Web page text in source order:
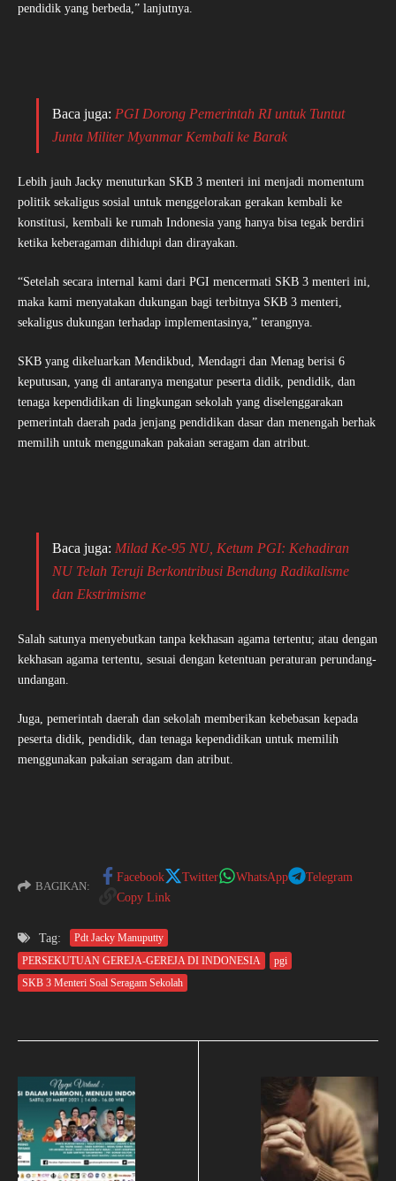
pendidik yang berbeda,” lanjutnya.
Baca juga: PGI Dorong Pemerintah RI untuk Tuntut
Junta Militer Myanmar Kembali ke Barak
Lebih jauh Jacky menuturkan SKB 3 menteri ini menjadi momentum
politik sekaligus sosial untuk menggelorakan gerakan kembali ke
konstitusi, kembali ke rumah Indonesia yang hanya bisa tegak berdiri
ketika keberagaman dihidupi dan dirayakan.
“Setelah secara internal kami dari PGI mencermati SKB 3 menteri ini,
maka kami menyatakan dukungan bagi terbitnya SKB 3 menteri,
sekaligus dukungan terhadap implementasinya,” terangnya.
SKB yang dikeluarkan Mendikbud, Mendagri dan Menag berisi 6
keputusan, yang di antaranya mengatur peserta didik, pendidik, dan
tenaga kependidikan di lingkungan sekolah yang diselenggarakan
pemerintah daerah pada jenjang pendidikan dasar dan menengah berhak
memilih untuk menggunakan pakaian seragam dan atribut.
Baca juga: Milad Ke-95 NU, Ketum PGI: Kehadiran
NU Telah Teruji Berkontribusi Bendung Radikalisme
dan Ekstrimisme
Salah satunya menyebutkan tanpa kekhasan agama tertentu; atau dengan
kekhasan agama tertentu, sesuai dengan ketentuan peraturan perundang-
undangan.
Juga, pemerintah daerah dan sekolah memberikan kebebasan kepada
peserta didik, pendidik, dan tenaga kependidikan untuk memilih
menggunakan pakaian seragam dan atribut.
BAGIKAN:
Facebook Twitter WhatsApp
Telegram
Copy Link
Tag:
Pdt Jacky Manuputty
PERSEKUTUAN GEREJA-GEREJA DI INDONESIA
pgi
SKB 3 Menteri Soal Seragam Sekolah